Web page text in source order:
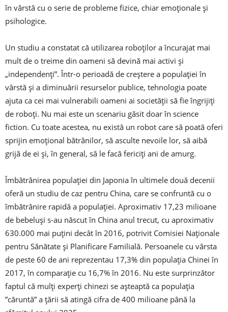
în vârstă cu o serie de probleme fizice, chiar emoționale și
psihologice.
Un studiu a constatat că utilizarea roboților a încurajat mai
mult de o treime din oameni să devină mai activi și
„independenți”. Într-o perioadă de creștere a populației în
vârstă și a diminuării resurselor publice, tehnologia poate
ajuta ca cei mai vulnerabili oameni ai societății să fie îngrijiți
de roboți. Nu mai este un scenariu găsit doar în science
fiction. Cu toate acestea, nu există un robot care să poată oferi
sprijin emoțional bătrânilor, să asculte nevoile lor, să aibă
grijă de ei și, în general, să le facă fericiți ani de amurg.
Îmbătrânirea populației din Japonia în ultimele două decenii
oferă un studiu de caz pentru China, care se confruntă cu o
îmbătrânire rapidă a populației. Aproximativ 17,23 milioane
de bebeluși s-au născut în China anul trecut, cu aproximativ
630.000 mai puțini decât în ​​2016, potrivit Comisiei Naționale
pentru Sănătate și Planificare Familială. Persoanele cu vârsta
de peste 60 de ani reprezentau 17,3% din populația Chinei în
2017, în comparație cu 16,7% în 2016. Nu este surprinzător
faptul că mulți experți chinezi se așteaptă ca populația
”căruntă” a țării să atingă cifra de 400 milioane până la